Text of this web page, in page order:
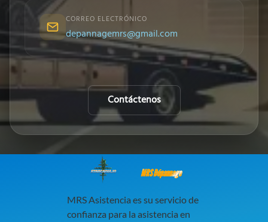
CORREO ELECTRÓNICO
depannagemrs@gmail.com
Contáctenos
MRS Dépannage
MRS Asistencia es su servicio de
confianza para la asistencia en